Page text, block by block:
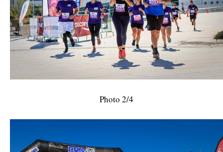
Photo 2/4